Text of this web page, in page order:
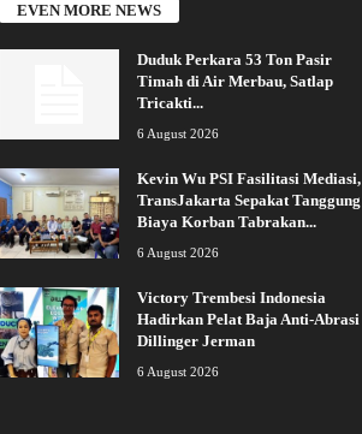
EVEN MORE NEWS
Duduk Perkara 53 Ton Pasir
Timah di Air Merbau, Satlap
Tricakti...
6 August 2026
Kevin Wu PSI Fasilitasi Mediasi,
TransJakarta Sepakat Tanggung
Biaya Korban Tabrakan...
6 August 2026
Victory Trembesi Indonesia
Hadirkan Pelat Baja Anti-Abrasi
Dillinger Jerman
6 August 2026